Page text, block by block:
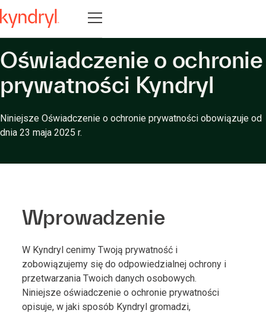
Otwórz nawigację
Oświadczenie o ochronie
prywatności Kyndryl
Niniejsze Oświadczenie o ochronie prywatności obowiązuje od
dnia 23 maja 2025 r.
Wprowadzenie
W Kyndryl cenimy Twoją prywatność i
zobowiązujemy się do odpowiedzialnej ochrony i
przetwarzania Twoich danych osobowych.
Niniejsze oświadczenie o ochronie prywatności
opisuje, w jaki sposób Kyndryl gromadzi,